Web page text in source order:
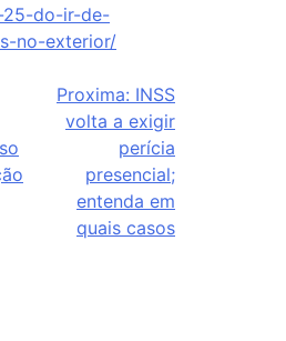
do-ir-de-
no-exterior/
Proxima: INSS
volta a exigir
perícia
presencial;
entenda em
quais casos